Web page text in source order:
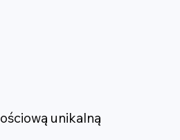
unikalną